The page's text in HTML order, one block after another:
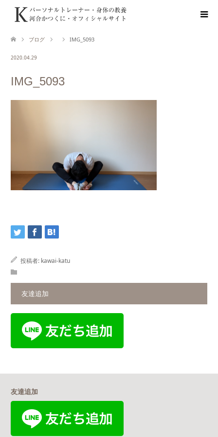
ブログ IMG_5093
2020.04.29
IMG_5093
投稿者: kawai-katu
友達追加
友達追加